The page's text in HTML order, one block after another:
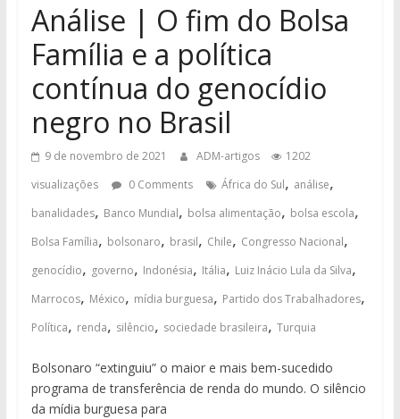
Análise | O fim do Bolsa
Família e a política
contínua do genocídio
negro no Brasil
9 de novembro de 2021 ADM-artigos
1202
visualizações
0 Comments África do Sul, análise,
banalidades, Banco Mundial, bolsa alimentação, bolsa escola,
Bolsa Família, bolsonaro, brasil, Chile, Congresso Nacional,
genocídio, governo, Indonésia, Itália, Luiz Inácio Lula da Silva,
Marrocos, México, mídia burguesa, Partido dos Trabalhadores,
Política, renda, silêncio, sociedade brasileira, Turquia
Bolsonaro “extinguiu” o maior e mais bem-sucedido
programa de transferência de renda do mundo. O silêncio
da mídia burguesa para